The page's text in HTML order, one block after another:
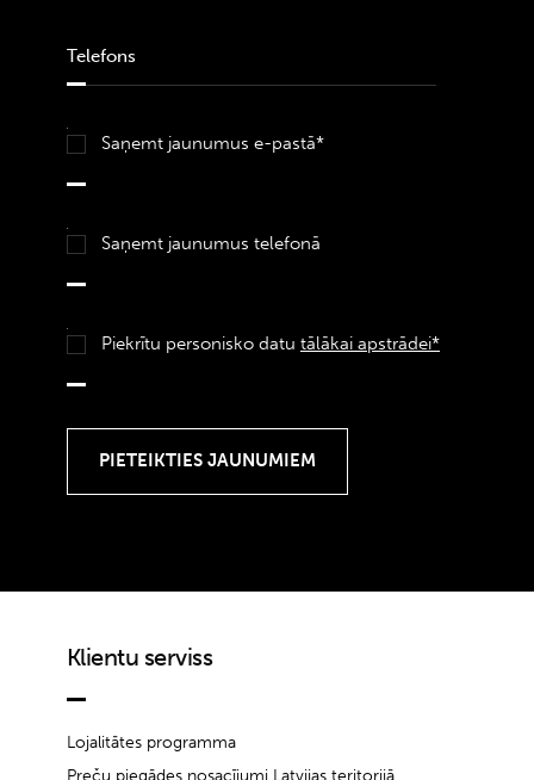
Saņemt jaunumus e-pastā*
Saņemt jaunumus telefonā
Piekrītu personisko datu tālākai apstrādei*
Klientu serviss
Lojalitātes programma
Preču piegādes nosacījumi Latvijas teritorijā